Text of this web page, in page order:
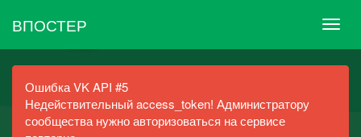
ВПОСТЕР
Ошибка VK API #5
Недействительный access_token! Администратору
сообщества нужно авторизоваться на сервисе